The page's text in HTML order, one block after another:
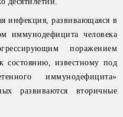
инфекция, развивающаяся в
иммунодефицита человека
поражением
известному под
иммунодефицита»
развиваются вторичные